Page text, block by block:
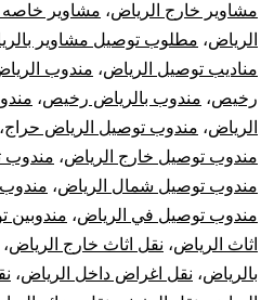
مشاوير خارج الرياض، مشاوير
الرياض، مطلوب توصيل مشاوير
مناديب توصيل الرياض، مندوب
رخيص، مندوب بالرياض رخيص،
الرياض، مندوب توصيل الرياض حراج،
مندوب توصيل خارج الرياض، مندوب
مندوب توصيل شمال الرياض،
مندوب توصيل في الرياض، مندوبين
اثاث الرياض، نقل اثاث خارج الرياض،
بالرياض، نقل اغراض داخل الرياض،